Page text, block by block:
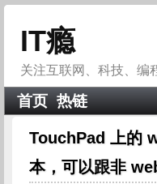
IT瘾
关注互联网、科技、编
首页 热链
TouchPad 上的
本，可以跟非